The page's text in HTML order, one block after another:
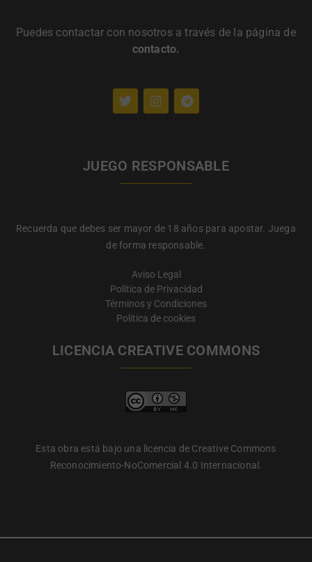
Puedes contactar con nosotros a través de la página de
contacto.
JUEGO RESPONSABLE
Recuerda que debes ser mayor de 18 años para apostar. Juega
de forma responsable.
Aviso Legal
Política de Privacidad
Términos y Condiciones
Política de cookies
LICENCIA CREATIVE COMMONS
Esta obra está bajo una licencia de Creative Commons
Reconocimiento-NoComercial 4.0 Internacional.